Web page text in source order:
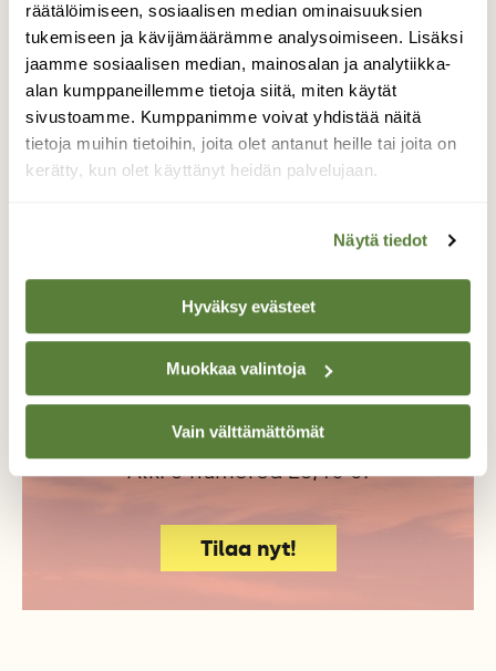
räätälöimiseen, sosiaalisen median ominaisuuksien
tukemiseen ja kävijämäärämme analysoimiseen. Lisäksi
jaamme sosiaalisen median, mainosalan ja analytiikka-
alan kumppaneillemme tietoja siitä, miten käytät
sivustoamme. Kumppanimme voivat yhdistää näitä
tietoja muihin tietoihin, joita olet antanut heille tai joita on
kerätty, kun olet käyttänyt heidän palvelujaan.
Näytä tiedot
Hyväksy evästeet
Muokkaa valintoja
Vain välttämättömät
MUUTTOREITIT
POHJOLAN KILJUHANHI
SUOJELU
TALVEHTIMISALUE
UHANALAISUUS
VUOSI LUONNOSSA
Tilaa Suomen Luonto
Tue ajankohtaista ja asiantuntevaa
luonto- ja ympäristöjournalismia.
Tilaa Suomen Luonto ja tule mukaan
luonnonystävien joukkoon!
Alk. 3 numeroa 23,40 €.
Tilaa nyt!